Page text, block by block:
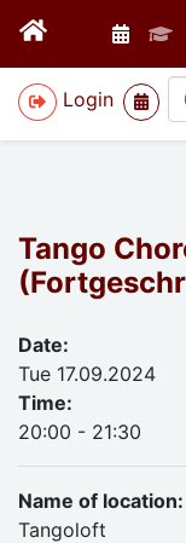
Login
>
Tango
Date:
Tue 17.09.2024
Time:
20:00 - 21:30
Name of location:
Tangoloft